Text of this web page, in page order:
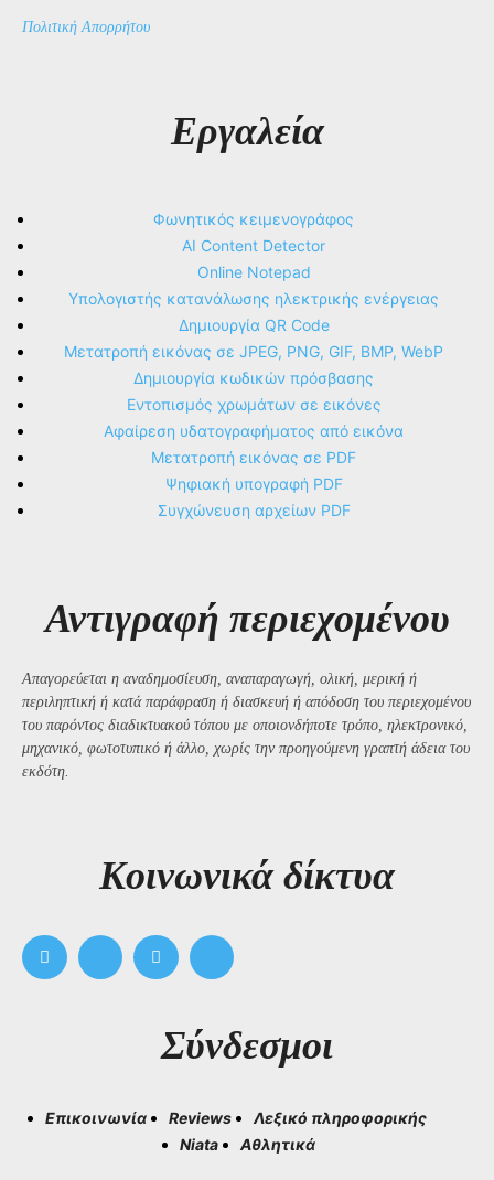
Πολιτική Απορρήτου
Εργαλεία
Φωνητικός κειμενογράφος
AI Content Detector
Online Notepad
Υπολογιστής κατανάλωσης ηλεκτρικής ενέργειας
Δημιουργία QR Code
Μετατροπή εικόνας σε JPEG, PNG, GIF, BMP, WebP
Δημιουργία κωδικών πρόσβασης
Εντοπισμός χρωμάτων σε εικόνες
Αφαίρεση υδατογραφήματος από εικόνα
Μετατροπή εικόνας σε PDF
Ψηφιακή υπογραφή PDF
Συγχώνευση αρχείων PDF
Αντιγραφή περιεχομένου
Απαγορεύεται η αναδημοσίευση, αναπαραγωγή, ολική, μερική ή
περιληπτική ή κατά παράφραση ή διασκευή ή απόδοση του περιεχομένου
του παρόντος διαδικτυακού τόπου με οποιονδήποτε τρόπο, ηλεκτρονικό,
μηχανικό, φωτοτυπικό ή άλλο, χωρίς την προηγούμενη γραπτή άδεια του
εκδότη.
Kοινωνικά δίκτυα
Σύνδεσμοι
Επικοινωνία Reviews
Λεξικό πληροφορικής
Niata
Αθλητικά